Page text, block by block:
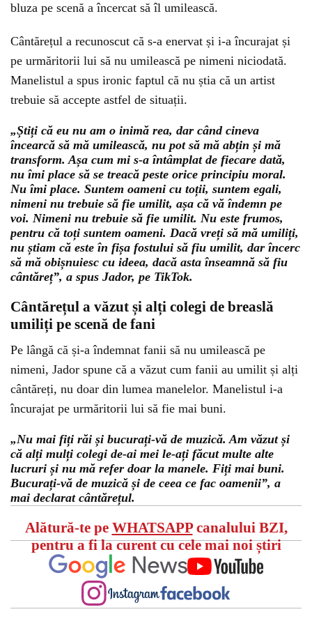
bluza pe scenă a încercat să îl umilească.
Cântărețul a recunoscut că s-a enervat și i-a încurajat și
pe urmăritorii lui să nu umilească pe nimeni niciodată.
Manelistul a spus ironic faptul că nu știa că un artist
trebuie să accepte astfel de situații.
„Știți că eu nu am o inimă rea, dar când cineva
încearcă să mă umilească, nu pot să mă abțin și mă
transform. Așa cum mi s-a întâmplat de fiecare dată,
nu îmi place să se treacă peste orice principiu moral.
Nu îmi place. Suntem oameni cu toții, suntem egali,
nimeni nu trebuie să fie umilit, așa că vă îndemn pe
voi. Nimeni nu trebuie să fie umilit. Nu este frumos,
pentru că toți suntem oameni. Dacă vreți să mă umiliți,
nu știam că este în fișa fostului să fiu umilit, dar încerc
să mă obișnuiesc cu ideea, dacă asta înseamnă să fiu
cântăreț”, a spus Jador, pe TikTok.
Cântărețul a văzut și alți colegi de breaslă
umiliți pe scenă de fani
Pe lângă că și-a îndemnat fanii să nu umilească pe
nimeni, Jador spune că a văzut cum fanii au umilit și alți
cântăreți, nu doar din lumea manelelor. Manelistul i-a
încurajat pe urmăritorii lui să fie mai buni.
„Nu mai fiți răi și bucurați-vă de muzică. Am văzut și
că alți mulți colegi de-ai mei le-ați făcut multe alte
lucruri și nu mă refer doar la manele. Fiți mai buni.
Bucurați-vă de muzică și de ceea ce fac oamenii”, a
mai declarat cântărețul.
Alătură-te pe WHATSAPPcanalului BZI,
pentru a fi la curent cu cele mai noi știri